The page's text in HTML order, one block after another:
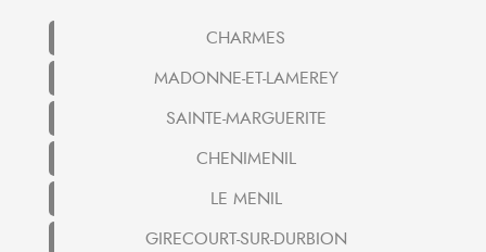
CHARMES
MADONNE-ET-LAMEREY
SAINTE-MARGUERITE
CHENIMENIL
LE MENIL
GIRECOURT-SUR-DURBION